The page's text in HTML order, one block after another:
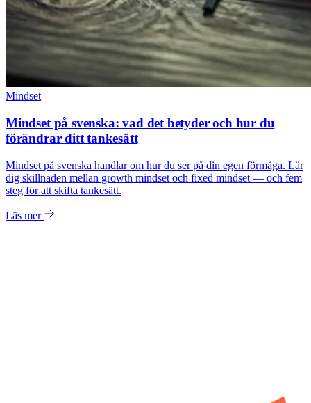
Mindset
Mindset på svenska: vad det betyder och hur du
förändrar ditt tankesätt
Mindset på svenska handlar om hur du ser på din egen förmåga. Lär
dig skillnaden mellan growth mindset och fixed mindset — och fem
steg för att skifta tankesätt.
Läs mer